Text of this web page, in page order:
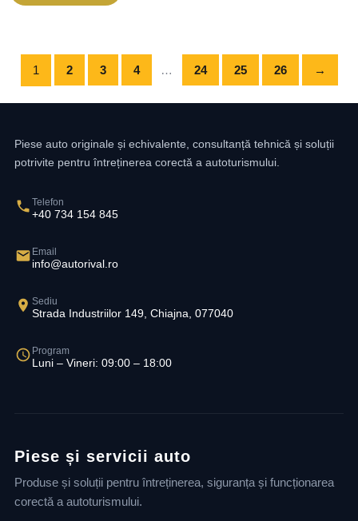
1 2 3 4 … 24 25 26 →
Piese auto originale și echivalente, consultanță tehnică și soluții
potrivite pentru întreținerea corectă a autoturismului.
Telefon
+40 734 154 845
Email
info@autorival.ro
Sediu
Strada Industriilor 149, Chiajna, 077040
Program
Luni – Vineri: 09:00 – 18:00
Piese și servicii auto
Produse și soluții pentru întreținerea, siguranța și funcționarea
corectă a autoturismului.